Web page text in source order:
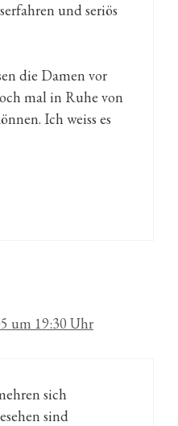
und seriös
die Damen vor
mal in Ruhe von
Ich weiss es
um 19:30 Uhr
sich
sind